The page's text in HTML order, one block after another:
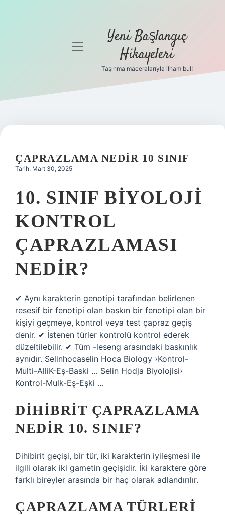
Gizlilik
Hakkımızda
menüyü
Yeni Başlangıç
Hikayeleri
Taşınma maceralarıyla ilham bul!
ÇAPRAZLAMA NEDIR 10 SINIF
Tarih: Mart 30, 2025
10. SINIF BIYOLOJI
KONTROL
ÇAPRAZLAMASI
NEDIR?
✔ Aynı karakterin genotipi tarafından belirlenen
resesif bir fenotipi olan baskın bir fenotipi olan bir
kişiyi geçmeye, kontrol veya test çapraz geçiş
denir. ✔ İstenen türler kontrolü kontrol ederek
düzeltilebilir. ✔ Tüm -leseng arasındaki baskınlık
aynıdır. Selinhocaselin Hoca Biology ›Kontrol-
Multi-AlliK-Eş-Baski … Selin Hodja Biyolojisi›
Kontrol-Mulk-Eş-Eşki …
DIHIBRIT ÇAPRAZLAMA
NEDIR 10. SINIF?
Dihibirit geçişi, bir tür, iki karakterin iyileşmesi ile
ilgili olarak iki gametin geçişidir. İki karaktere göre
farklı bireyler arasında bir haç olarak adlandırılır.
ÇAPRAZLAMA TÜRLERI